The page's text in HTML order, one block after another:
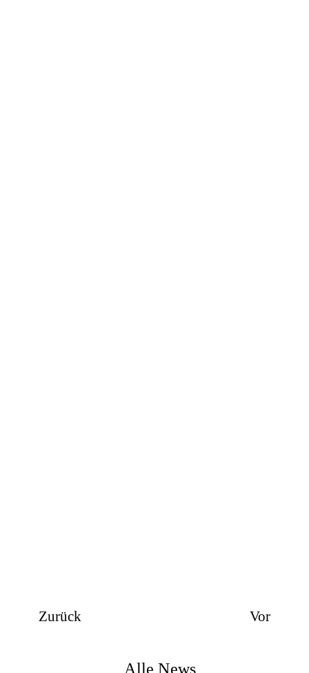
Zurück Vor
Alle News